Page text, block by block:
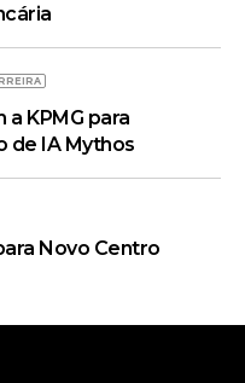
KPMG para
de IA Mythos
Novo Centro